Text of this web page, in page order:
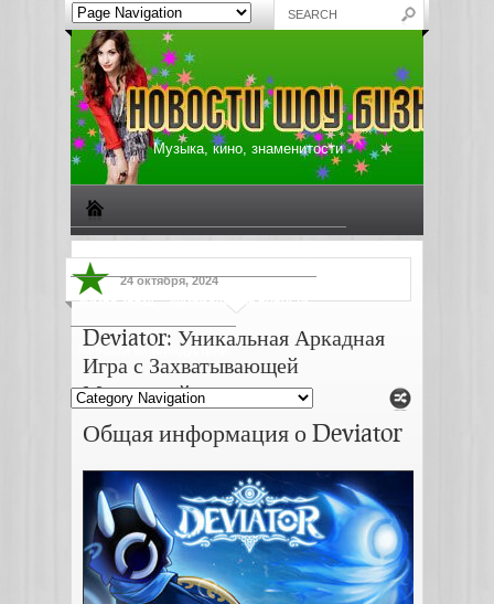
Музыка, кино, знаменитости
Жизнь звезд Музыкальные новости
Новости киноиндустрии
24 октября, 2024
Deviator: Уникальная Аркадная
Игра с Захватывающей
Механикой
Общая информация о Deviator